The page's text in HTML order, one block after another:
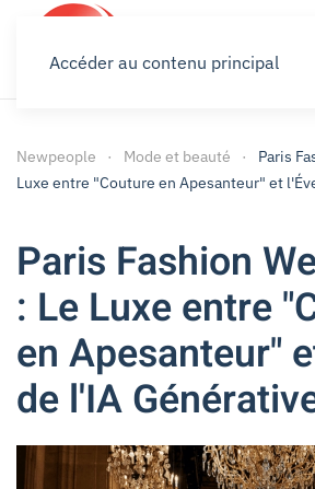
Accéder au contenu principal
Newpeople Mode et beauté
Paris
Luxe entre "Couture en Apesanteur" et
Paris Fashion
: Le Luxe entre
en Apesanteur"
de l'IA